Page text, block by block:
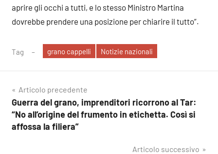
aprire gli occhi a tutti, e lo stesso Ministro Martina
dovrebbe prendere una posizione per chiarire il tutto”.
Tag grano cappelli Notizie nazionali
Navigazione
articoli
Articolo precedente
Guerra del grano, imprenditori ricorrono al Tar:
“No all’origine del frumento in etichetta. Così si
affossa la filiera”
Articolo successivo